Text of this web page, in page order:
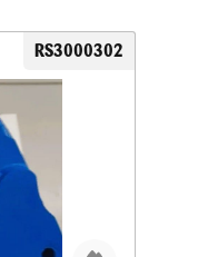
RS3000302